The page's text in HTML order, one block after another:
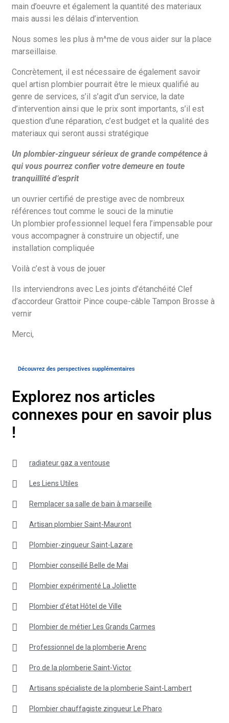
main d’oeuvre et également la quantité des materiaux
mais aussi les délais d’intervention.
Nous somes les plus à m^me de vous aider sur la place
marseillaise.
Concrètement, il est nécessaire de également savoir
quel artisn plombier pourrait être le mieux qualifié au
genre de services, s’il s’agit d’un service, la date
d’intervention ainsi que le prix sont importants, s’il est
question d’une réparation, c’est budget et la qualité des
materiaux qui seront aussi stratégique
Un plombier-zingueur sérieux de grande compétence à
qui vous pourrez confier votre demeure en toute
tranquillité d’esprit
un ouvrier certifié de prestige avec de nombreux
références tout comme le souci de la minutie
Un plombier professionnel lequel fera l’impensable pour
vous accompagner à construire un objectif, une
installation compliquée
Voilà c’est à vous de jouer
Ils interviendrons avec Les joints d’étanchéité Clef
d’accordeur Grattoir Pince coupe-câble Tampon Brosse à
vernir
Merci,
Découvrez des perspectives supplémentaires
Explorez nos articles
connexes pour en savoir plus
!
radiateur gaz a ventouse
Les Liens Utiles
Remplacer sa salle de bain à marseille
Artisan plombier Saint-Mauront
Plombier-zingueur Saint-Lazare
Plombier conseillé Belle de Mai
Plombier expérimenté La Joliette
Plombier d’état Hôtel de Ville
Plombier de métier Les Grands Carmes
Professionnel de la plomberie Arenc
Pro de la plomberie Saint-Victor
Artisans spécialiste de la plomberie Saint-Lambert
Plombier chauffagiste zingueur Le Pharo